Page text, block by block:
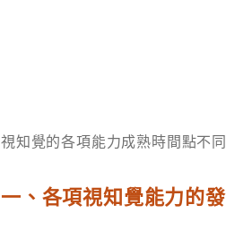
視知覺的各項能力成熟時間點不
一、各項視知覺能力的